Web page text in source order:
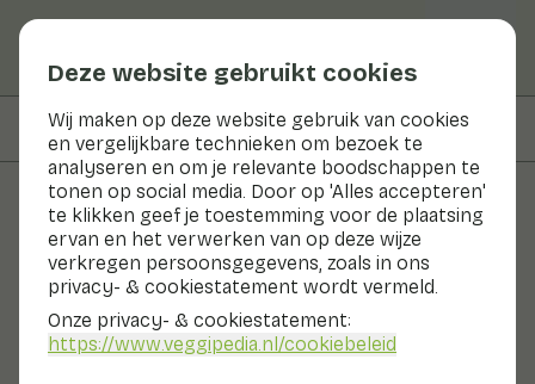
Deze website gebruikt cookies
Wij maken op deze website gebruik van cookies
en vergelijkbare technieken om bezoek te
analyseren en om je relevante boodschappen te
tonen op social media. Door op 'Alles accepteren'
te klikken geef je toestemming voor de plaatsing
ervan en het verwerken van op deze wijze
verkregen persoonsgegevens, zoals in ons
privacy- & cookiestatement wordt vermeld.
Onze privacy- & cookiestatement:
https://www.veggipedia.nl/cookiebeleid
Op deze pagina Bereiden & bewaren
Groenten en fruit
Plumcot
Nu in seizoen Fruit Koel & donker